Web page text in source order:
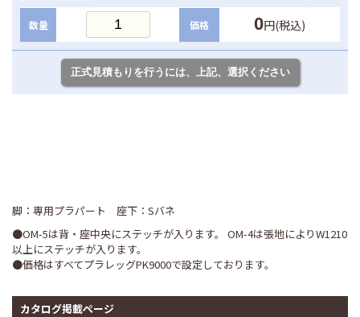
数量 価格 0円(税込)
脚：専用プラパート 座下：Sバネ
●OM-5は背・座中央にステッチが入ります。 OM-4は張地によりW1210
以上にステッチが入ります。
●価格はすべてプラレッグPK9000で設定しております。
カタログ掲載ページ